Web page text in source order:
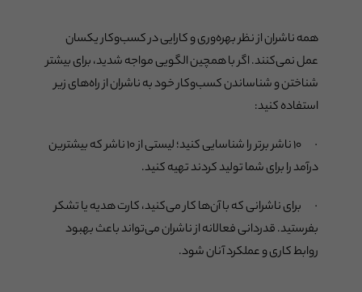
همه ناشران از نظر بهره‌وری و کارایی در کسب‌وکار یکسان
عمل نمی‌کنند. اگر با همچین الگویی مواجه شدید، برای بیشتر
شناختن و شناساندن کسب‌وکار خود به ناشران از راه‌های زیر
استفاده کنید:
· ۱۰ ناشر برتر را شناسایی کنید؛ لیستی از ۱۰ ناشر که بیشترین
درآمد را برای شما تولید کردند تهیه کنید.
· برای ناشرانی که با آن‌ها کار می‌کنید، کارت هدیه یا تشکر
بفرستید. قدردانی فعالانه از ناشران می‌تواند باعث بهبود
روابط کاری و عملکرد آنان شود.